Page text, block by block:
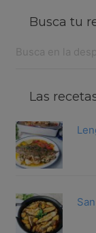
Busca tu
Las